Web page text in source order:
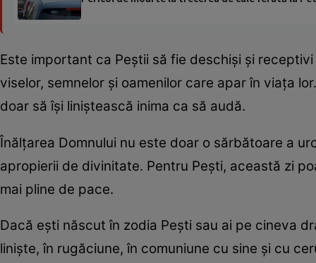
Este important ca Peștii să fie deschiși și
viselor, semnelor și oamenilor care apar în viața
doar să își liniștească inima ca să audă.
Înălțarea Domnului nu este doar o sărbătoare a
apropierii de divinitate. Pentru Pești, această zi
mai pline de pace.
Dacă ești născut în zodia Pești sau ai pe cineva
liniște, în rugăciune, în comuniune cu sine și cu